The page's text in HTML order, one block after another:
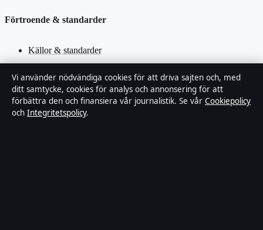
Förtroende & standarder
Källor & standarder
Redaktionell policy
Rättelsepolicy
Vi använder nödvändiga cookies för att driva sajten och, med
ditt samtycke, cookies för analys och annonsering för att
förbättra den och finansiera vår journalistik. Se vår Cookiepolicy
och Integritetspolicy.